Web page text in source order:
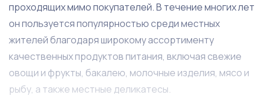
проходящих мимо покупателей. В течение многих лет
он пользуется популярностью среди местных
жителей благодаря широкому ассортименту
качественных продуктов питания, включая свежие
овощи и фрукты, бакалею, молочные изделия, мясо и
рыбу, а также местные деликатесы.